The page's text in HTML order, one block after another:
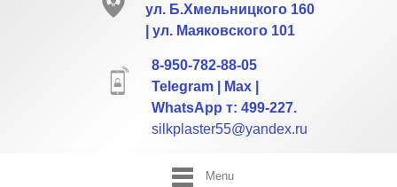
ул. Б.Хмельницкого 160
| ул. Маяковского 101
8-950-782-88-05
Telegram | Max |
WhatsApp т: 499-227.
silkplaster55@yandex.ru
Menu